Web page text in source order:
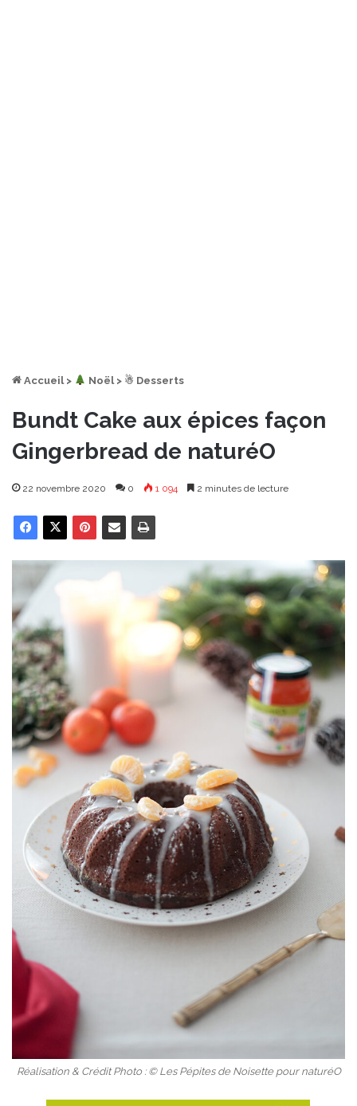
Accueil > ︎ Noël > ☃ Desserts
Bundt Cake aux épices façon
Gingerbread de naturéO
22 novembre 2020 0 1 094 2 minutes de lecture
Réalisation & Crédit Photo : © Les Pépites de Noisette pour naturéO